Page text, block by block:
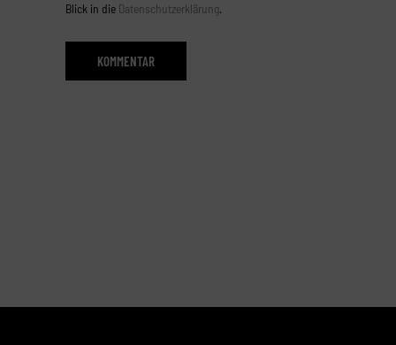
Blick in die Datenschutzerklärung.